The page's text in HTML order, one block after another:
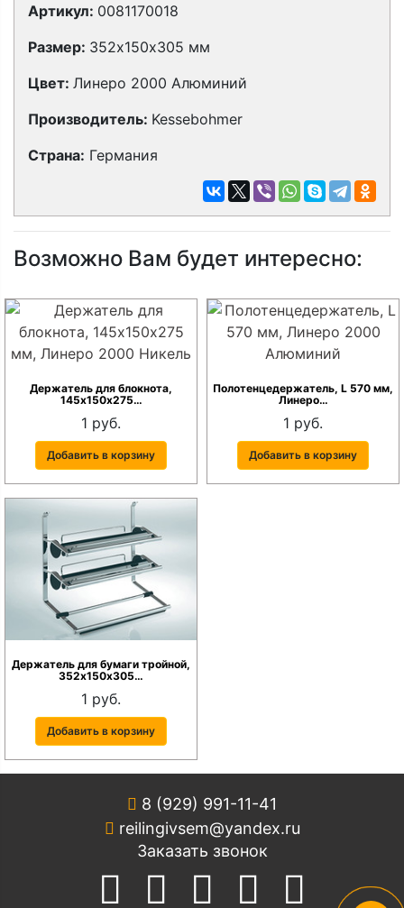
Артикул: 0081170018
Размер: 352х150х305 мм
Цвет: Линеро 2000 Алюминий
Производитель: Kessebohmer
Страна: Германия
Возможно Вам будет интересно:
Держатель для блокнота,
145х150х275…
1 руб.
Добавить в корзину
Полотенцедержатель, L 570 мм,
Линеро…
1 руб.
Добавить в корзину
Держатель для бумаги тройной,
352х150х305…
1 руб.
Добавить в корзину
8 (929) 991-11-41
reilingivsem@yandex.ru
Заказать звонок